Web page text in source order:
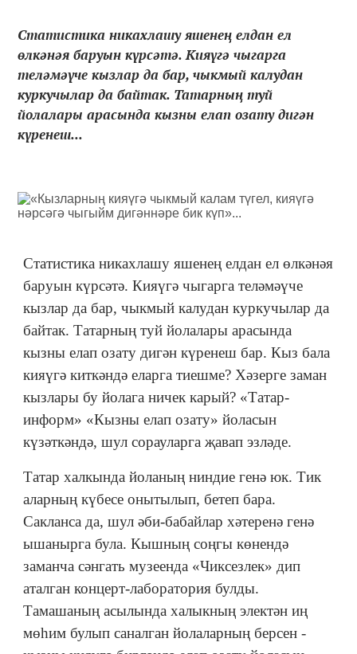
Статистика никахлашу яшенең елдан ел
өлкәнәя баруын күрсәтә. Кияүгә чыгарга
теләмәүче кызлар да бар, чыкмый калудан
куркучылар да байтак. Татарның туй
йолалары арасында кызны елап озату дигән
күренеш...
Статистика никахлашу яшенең елдан ел өлкәнәя
баруын күрсәтә. Кияүгә чыгарга теләмәүче
кызлар да бар, чыкмый калудан куркучылар да
байтак. Татарның туй йолалары арасында
кызны елап озату дигән күренеш бар. Кыз бала
кияүгә киткәндә еларга тиешме? Хәзерге заман
кызлары бу йолага ничек карый? «Татар-
информ» «Кызны елап озату» йоласын
күзәткәндә, шул сорауларга җавап эзләде.
Татар халкында йоланың ниндие генә юк. Тик
аларның күбесе онытылып, бетеп бара.
Сакланса да, шул әби-бабайлар хәтеренә генә
ышанырга була. Кышның соңгы көнендә
заманча сәнгать музеенда «Чиксезлек» дип
аталган концерт-лаборатория булды.
Тамашаның асылында халыкның электән иң
мөһим булып саналган йолаларның берсен -